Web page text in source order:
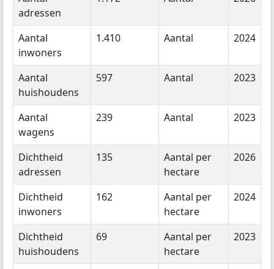
adressen
Aantal
inwoners
1.410 Aantal 2024
Aantal
huishoudens
597 Aantal 2023
Aantal
wagens
239 Aantal 2023
Dichtheid
adressen
135
Aantal per
hectare
2026
Dichtheid
inwoners
162
Aantal per
hectare
2024
Dichtheid
huishoudens
69
Aantal per
hectare
2023